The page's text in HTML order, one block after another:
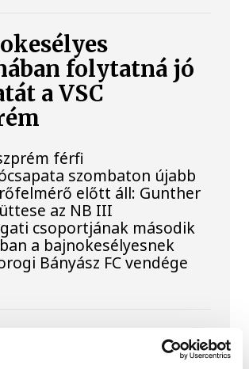
folytatná jó
a VSC
férfi
szombaton újabb
előtt áll: Gunther
az NB III
csoportjának második
a bajnokesélyesnek
Bányász FC vendége
bravúrokkal,